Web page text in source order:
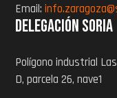
Email:
Delegación Soria
Polígono industrial
D, parcela 26, nave1